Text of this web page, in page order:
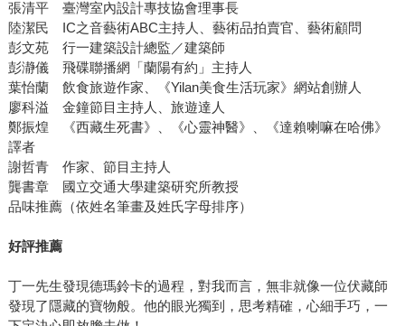
張清平 臺灣室內設計專技協會理事長
陸潔民 IC之音藝術ABC主持人、藝術品拍賣官、藝術顧問
彭文苑 行一建築設計總監／建築師
彭瀞儀 飛碟聯播網「蘭陽有約」主持人
葉怡蘭 飲食旅遊作家、《Yilan美食生活玩家》網站創辦人
廖科溢 金鐘節目主持人、旅遊達人
鄭振煌 《西藏生死書》、《心靈神醫》、《達賴喇嘛在哈佛》
譯者
謝哲青 作家、節目主持人
龔書章 國立交通大學建築研究所教授
品味推薦（依姓名筆畫及姓氏字母排序）
好評推薦
丁一先生發現德瑪鈴卡的過程，對我而言，無非就像一位伏藏師
發現了隱藏的寶物般。他的眼光獨到，思考精確，心細手巧，一